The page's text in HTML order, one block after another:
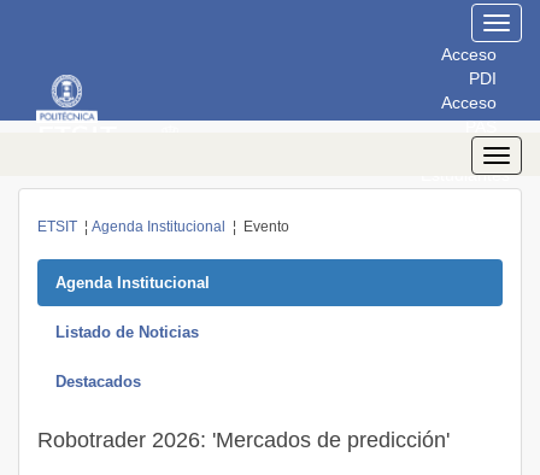
Acceso
PDI
Acceso
PAS
Acceso
Estudiantes
ETSIT ¦ Agenda Institucional ¦ Evento
Agenda Institucional
Listado de Noticias
Destacados
Robotrader 2026: 'Mercados de predicción'